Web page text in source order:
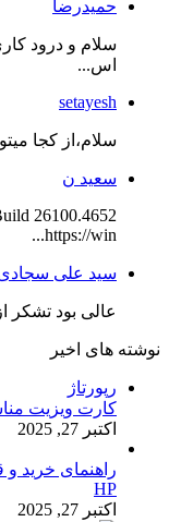
حمیدرضا
سلام و درود
اس...
setayesh
سلام،از کجا
سعید ن
26100.4652
https://win...
سید علی
عالی بود تشکر
نوشته های اخیر
رپورتاژ
کارت ویزیت
اکتبر 27, 2025
راهنمای خرید
HP
اکتبر 27, 2025